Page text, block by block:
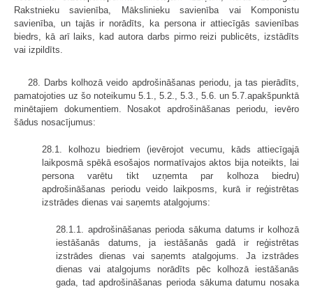
Rakstnieku savienība, Mākslinieku savienība vai Komponistu
savienība, un tajās ir norādīts, ka persona ir attiecīgās savienības
biedrs, kā arī laiks, kad autora darbs pirmo reizi publicēts, izstādīts
vai izpildīts.
28. Darbs kolhozā veido apdrošināšanas periodu, ja tas pierādīts,
pamatojoties uz šo noteikumu 5.1., 5.2., 5.3., 5.6. un 5.7.apakšpunktā
minētajiem dokumentiem. Nosakot apdrošināšanas periodu, ievēro
šādus nosacījumus:
28.1. kolhozu biedriem (ievērojot vecumu, kāds attiecīgajā
laikposmā spēkā esošajos normatīvajos aktos bija noteikts, lai
persona varētu tikt uzņemta par kolhoza biedru)
apdrošināšanas periodu veido laikposms, kurā ir reģistrētas
izstrādes dienas vai saņemts atalgojums:
28.1.1. apdrošināšanas perioda sākuma datums ir kolhozā
iestāšanās datums, ja iestāšanās gadā ir reģistrētas
izstrādes dienas vai saņemts atalgojums. Ja izstrādes
dienas vai atalgojums norādīts pēc kolhozā iestāšanās
gada, tad apdrošināšanas perioda sākuma datumu nosaka